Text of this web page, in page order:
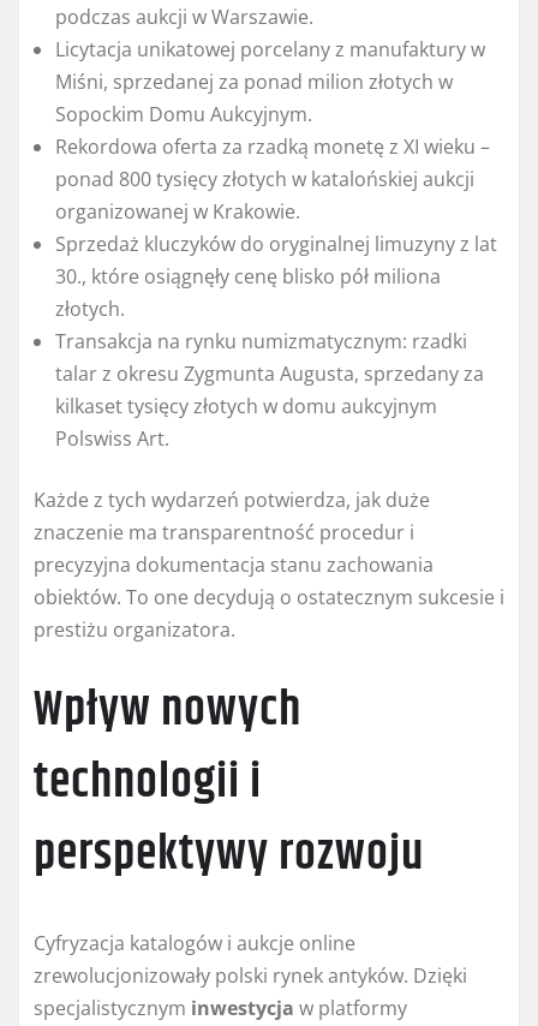
podczas aukcji w Warszawie.
Licytacja unikatowej porcelany z manufaktury w
Miśni, sprzedanej za ponad milion złotych w
Sopockim Domu Aukcyjnym.
Rekordowa oferta za rzadką monetę z XI wieku –
ponad 800 tysięcy złotych w katalońskiej aukcji
organizowanej w Krakowie.
Sprzedaż kluczyków do oryginalnej limuzyny z lat
30., które osiągnęły cenę blisko pół miliona
złotych.
Transakcja na rynku numizmatycznym: rzadki
talar z okresu Zygmunta Augusta, sprzedany za
kilkaset tysięcy złotych w domu aukcyjnym
Polswiss Art.
Każde z tych wydarzeń potwierdza, jak duże
znaczenie ma transparentność procedur i
precyzyjna dokumentacja stanu zachowania
obiektów. To one decydują o ostatecznym sukcesie i
prestiżu organizatora.
Wpływ nowych
technologii i
perspektywy rozwoju
Cyfryzacja katalogów i aukcje online
zrewolucjonizowały polski rynek antyków. Dzięki
specjalistycznym inwestycja w platformy